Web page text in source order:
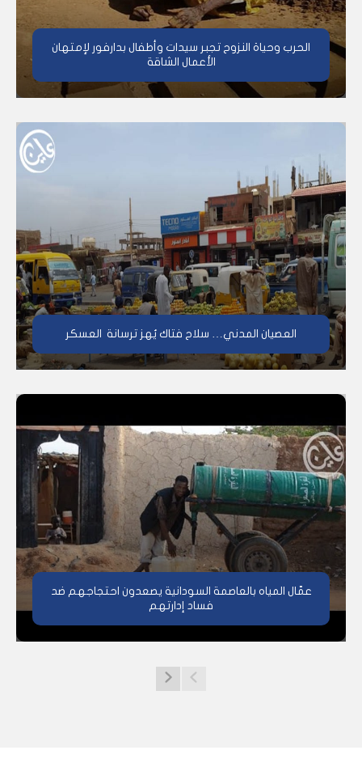
الحرب وحياة النزوح تجبر سيدات وأطفال بدارفور لإمتهان
الأعمال الشاقة
العصيان المدني… سلاح فتاك يُهز ترسانة العسكر
عمّال المياه بالعاصمة السودانية يصعدون احتجاجهم ضد
فساد إدارتهم